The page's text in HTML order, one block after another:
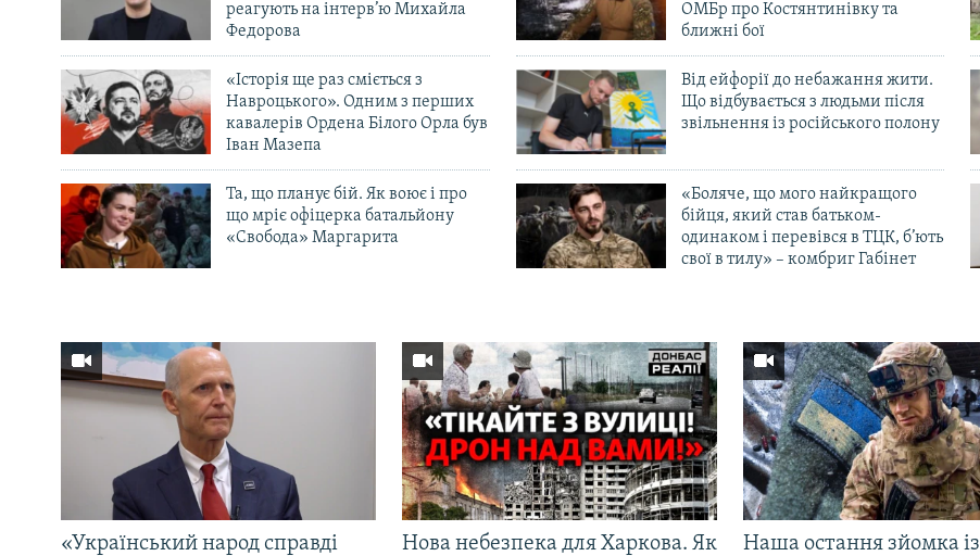
реагують на інтерв’ю Михайла
Федорова
ОМБр про Костянтинівку та
ближні бої
«Історія ще раз сміється з
Навроцького». Одним з перших
кавалерів Ордена Білого Орла був
Іван Мазепа
Від ейфорії до небажання жити.
Що відбувається з людьми після
звільнення із російського полону
Та, що планує бій. Як воює і про
що мріє офіцерка батальйону
«Свобода» Маргарита
«Боляче, що мого найкращого
бійця, який став батьком-
одинаком і перевівся в ТЦК, б’ють
свої в тилу» – комбриг Габінет
«Український народ справді
Нова небезпека для Харкова. Як
Наша остання зйомка із